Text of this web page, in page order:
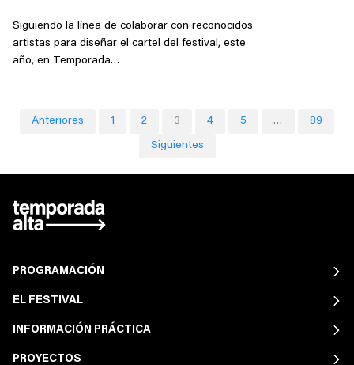
Siguiendo la línea de colaborar con reconocidos
artistas para diseñar el cartel del festival, este
año, en Temporada…
Anteriores Página
1 Página
2 Página
3 Página
4 Página
5 … Página
89
Siguientes
PROGRAMACIÓN
EL FESTIVAL
INFORMACIÓN PRÁCTICA
PROYECTOS